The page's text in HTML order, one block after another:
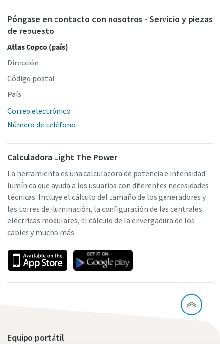
Póngase en contacto con nosotros - Servicio y piezas
de repuesto
Atlas Copco (país)
Dirección
Código postal
País
Correo electrónico
Número de teléfono
Calculadora Light The Power
La herramienta es una calculadora de potencia e intensidad
lumínica que ayuda a los usuarios con diferentes necesidades
técnicas. Incluye el cálculo del tamaño de los generadores y
las torres de iluminación, la configuración de las centrales
eléctricas modulares, el cálculo de la envergadura de los
cables y mucho más.
Equipo portátil